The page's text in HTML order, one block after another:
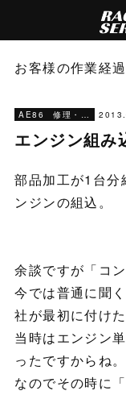
お客様の作業経
AE86 修理・メンテナンス
エンジン組み
部品加工が1台分
ンジンの組込。
余談ですが「コ
今では普通に聞
社が最初に付け
当時はエンジン
ったですからね。
なのでその時に